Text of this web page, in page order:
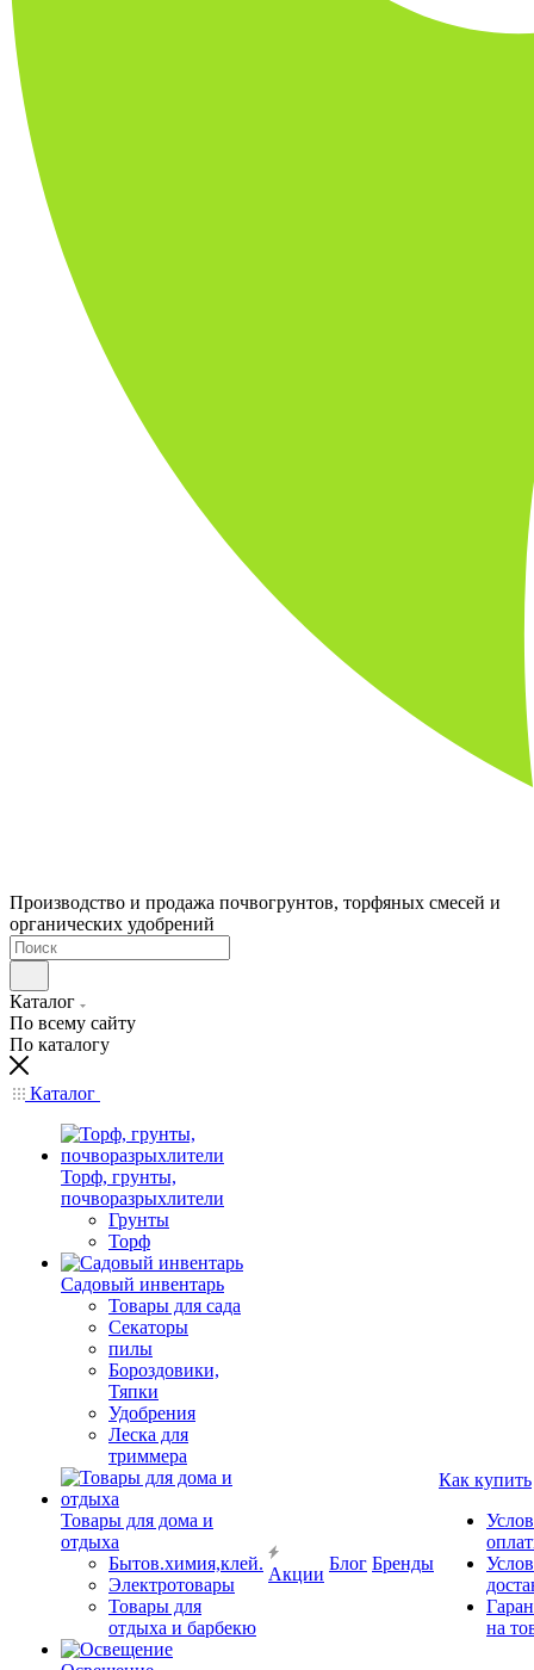
Производство и продажа почвогрунтов, торфяных смесей и
органических удобрений
Каталог
По всему сайту
По каталогу
Каталог
Торф, грунты,
почворазрыхлители
Грунты
Торф
Садовый инвентарь
Товары для сада
Секаторы
пилы
Бороздовики,
Тяпки
Удобрения
Леска для
триммера
Товары для дома и
отдыха
Бытов.химия,клей.
Электротовары
Товары для
отдыха и барбекю
Акции
Блог Бренды
Как купить
на